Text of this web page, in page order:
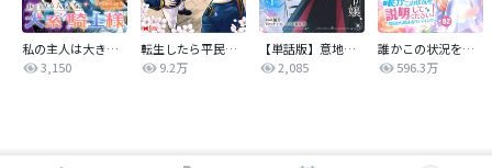
私の主人は大きな犬系騎士様
3,150
転生したら平民でした。～生活水準に耐えられないので貴族を目指します～（コミック）
9.2万
【単話版】意地悪姉と呼ばれた令嬢、実はとても優れた魔法使いでした。@COMIC
2,085
誰かこの状況を説明してください！ ～契約から始まるウェディング～
596.3万